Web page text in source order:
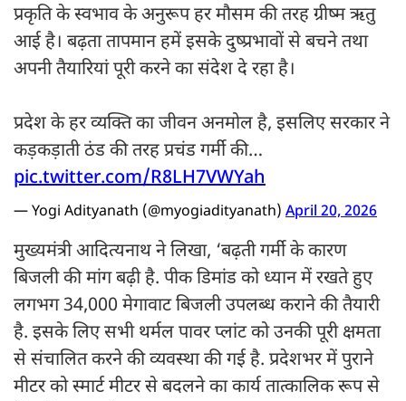
प्रकृति के स्वभाव के अनुरूप हर मौसम की तरह ग्रीष्म ऋतु
आई है। बढ़‌ता तापमान हमें इसके दुष्प्रभावों से बचने तथा
अपनी तैयारियां पूरी करने का संदेश दे रहा है।
प्रदेश के हर व्यक्ति का जीवन अनमोल है, इसलिए सरकार ने
कड़कड़ाती ठंड की तरह प्रचंड गर्मी की…
pic.twitter.com/R8LH7VWYah
— Yogi Adityanath (@myogiadityanath) April 20, 2026
मुख्यमंत्री आदित्यनाथ ने लिखा, ‘बढ़ती गर्मी के कारण
बिजली की मांग बढ़ी है. पीक डिमांड को ध्यान में रखते हुए
लगभग 34,000 मेगावाट बिजली उपलब्ध कराने की तैयारी
है. इसके लिए सभी थर्मल पावर प्लांट को उनकी पूरी क्षमता
से संचालित करने की व्यवस्था की गई है. प्रदेशभर में पुराने
मीटर को स्मार्ट मीटर से बदलने का कार्य तात्कालिक रूप से